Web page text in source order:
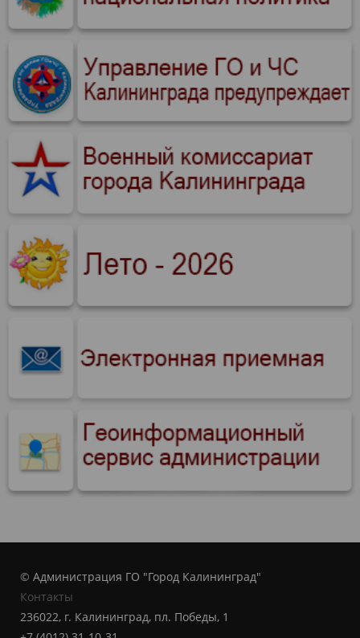
© Администрация ГО "Город Калининград"
Контакты
236022, г. Калининград, пл. Победы, 1